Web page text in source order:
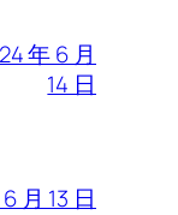
年 6 月
14 日
月 13 日